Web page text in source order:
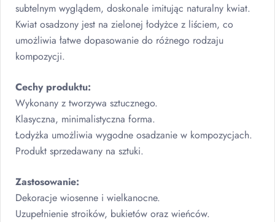
subtelnym wyglądem, doskonale imitując naturalny kwiat.
Kwiat osadzony jest na zielonej łodyżce z liściem, co
umożliwia łatwe dopasowanie do różnego rodzaju
kompozycji.
Cechy produktu:
Wykonany z tworzywa sztucznego.
Klasyczna, minimalistyczna forma.
Łodyżka umożliwia wygodne osadzanie w kompozycjach.
Produkt sprzedawany na sztuki.
Zastosowanie:
Dekoracje wiosenne i wielkanocne.
Uzupełnienie stroików, bukietów oraz wieńców.